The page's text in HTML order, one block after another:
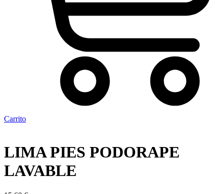
Carrito
LIMA PIES PODORAPE
LAVABLE